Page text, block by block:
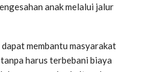
anak melalui jalur
membantu masyarakat
harus terbebani biaya